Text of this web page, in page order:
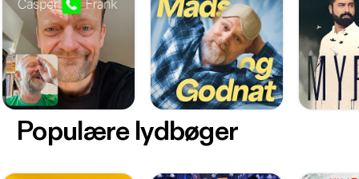
Populære lydbøger